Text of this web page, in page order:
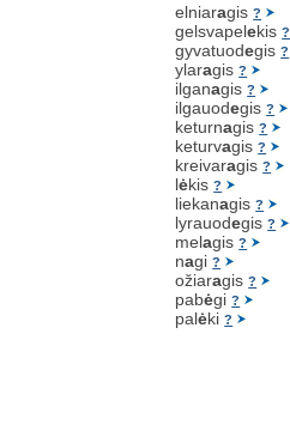
elniaragis?
gelsvapelekis?
gyvatuodegis?
ylaragis?
ilganagis?
ilgauodegis?
keturnagis?
keturvagis?
kreivaragis?
lėkis?
liekanagis?
lyrauodegis?
melagis?
nagi?
ožiaragis?
pabėgi?
palėki?